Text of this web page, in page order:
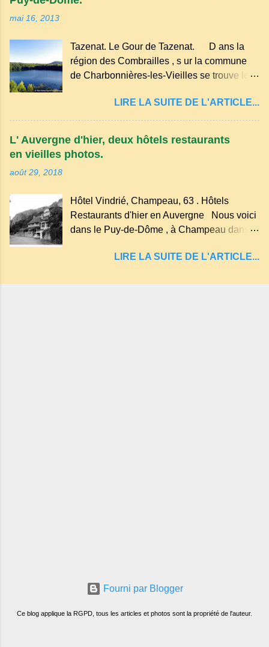
dans les nuages et brille au moindre rayon
de soleil, attirant le regard. Bien entouré de
verdure, d'un étang, d'une bambouseraie
des souvenirs tout cela dans un grand parc
arboré.
mai 16, 2013
Tazenat. Le Gour de Tazenat. D ans la
région des Combrailles , s ur la commune
de Charbonnières-les-Vieilles se trouve le
d'explosion) rempli d’eau, appelé : le Lac de
Tazenat ou Tazanat, il est le premier et le
plus au nord de la Chaîne des Puys qui en
compte près de soixante. En Auvergne
"sans fond" et en forme d'entonnoir
entraînant vers les entrailles de la terre, les
malheureux qui s'approchaient trop de
LIRE LA SUITE DE L'ARTICLE...
L' Auvergne d'hier, deux hôtels restaurants
en vieilles photos.
août 29, 2018
Hôtel Vindrié, Champeau, 63 . Hôtels
Restaurants d'hier en Auvergne Nous voici
dans le Puy-de-Dôme , à Champeau dans
Servant . L'Hôtel-Restaurant Vindrié était
son jambon de pays et son poulet cocotte,
LIRE LA SUITE DE L'ARTICLE...
Fourni par Blogger
Ce blog applique la RGPD, tous les articles et photos sont la propriété de l'auteur.